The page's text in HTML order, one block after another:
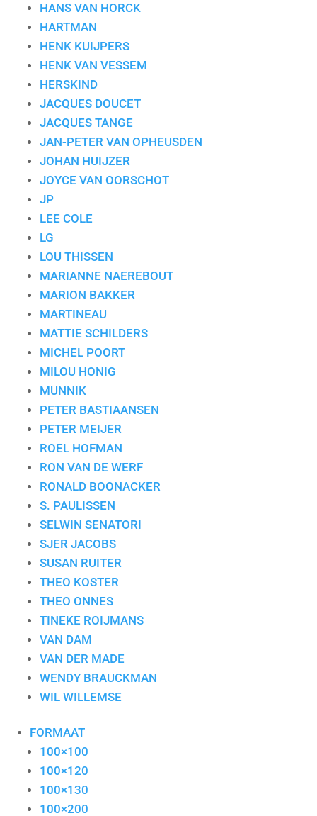
HANS VAN HORCK
HARTMAN
HENK KUIJPERS
HENK VAN VESSEM
HERSKIND
JACQUES DOUCET
JACQUES TANGE
JAN-PETER VAN OPHEUSDEN
JOHAN HUIJZER
JOYCE VAN OORSCHOT
JP
LEE COLE
LG
LOU THISSEN
MARIANNE NAEREBOUT
MARION BAKKER
MARTINEAU
MATTIE SCHILDERS
MICHEL POORT
MILOU HONIG
MUNNIK
PETER BASTIAANSEN
PETER MEIJER
ROEL HOFMAN
RON VAN DE WERF
RONALD BOONACKER
S. PAULISSEN
SELWIN SENATORI
SJER JACOBS
SUSAN RUITER
THEO KOSTER
THEO ONNES
TINEKE ROIJMANS
VAN DAM
VAN DER MADE
WENDY BRAUCKMAN
WIL WILLEMSE
FORMAAT
100×100
100×120
100×130
100×200